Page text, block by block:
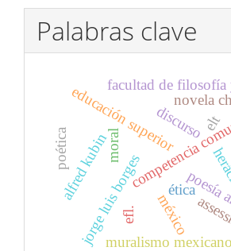
Palabras clave
discurso
competencia
educación superior
jorge luis borges poesía
ética
moral
méxico
alfred kubin
novela
elt
efl.
facultad de filosofía
muralismo mexicano
poética